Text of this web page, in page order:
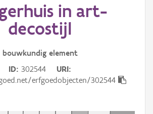
in art-
decostijl
bouwkundig element
ID 302544
URI
erfgoedobjecten/302544